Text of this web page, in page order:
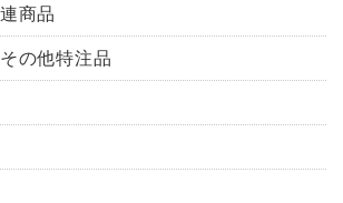
商品
の他特注品